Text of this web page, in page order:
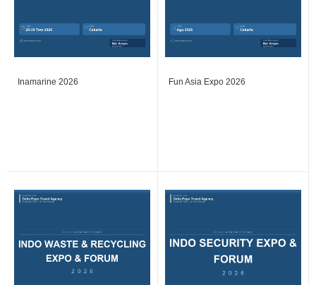
Inamarine 2026 Fun Asia Expo 2026